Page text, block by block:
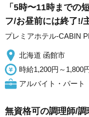
「5時〜11時までの
フ/お昼前には終了!/
プレミアホテル-CABIN
北海道 函館市
時給1,200円～1,800
アルバイト・パート
無資格可の調理師/調